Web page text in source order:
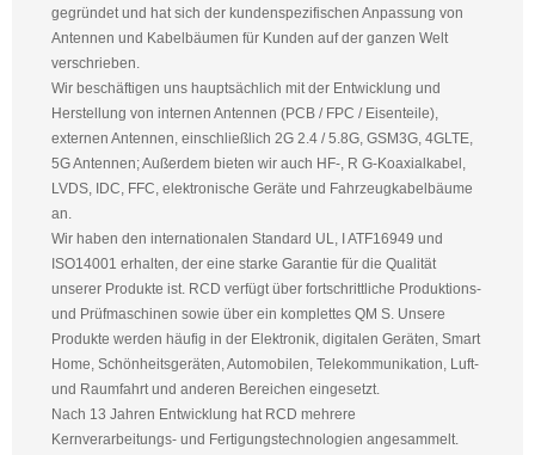
gegründet und hat sich der kundenspezifischen Anpassung von
Antennen und Kabelbäumen für Kunden auf der ganzen Welt
verschrieben.
Wir beschäftigen uns hauptsächlich mit der Entwicklung und
Herstellung von internen Antennen (PCB / FPC / Eisenteile),
externen Antennen, einschließlich 2G 2.4 / 5.8G, GSM3G, 4GLTE,
5G Antennen; Außerdem bieten wir auch HF-, R G-Koaxialkabel,
LVDS, IDC, FFC, elektronische Geräte und Fahrzeugkabelbäume
an.
Wir haben den internationalen Standard UL, I ATF16949 und
ISO14001 erhalten, der eine starke Garantie für die Qualität
unserer Produkte ist. RCD verfügt über fortschrittliche Produktions-
und Prüfmaschinen sowie über ein komplettes QM S. Unsere
Produkte werden häufig in der Elektronik, digitalen Geräten, Smart
Home, Schönheitsgeräten, Automobilen, Telekommunikation, Luft-
und Raumfahrt und anderen Bereichen eingesetzt.
Nach 13 Jahren Entwicklung hat RCD mehrere
Kernverarbeitungs- und Fertigungstechnologien angesammelt.